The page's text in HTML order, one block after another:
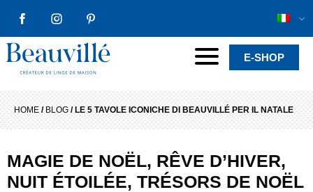
FACEBOOKINSTAGRAMPINTEREST
Beauvillé Creator by tradition
Menu E-SHOP
HOME / BLOG / LE 5 TAVOLE ICONICHE DI BEAUVILLÉ PER IL NATALE
MAGIE DE NOËL, RÊVE D’HIVER,
NUIT ÉTOILÉE, TRÉSORS DE NOËL